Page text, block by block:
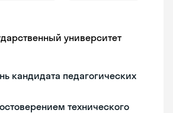
университет
кандидата педагогических
технического